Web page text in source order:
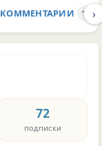
КОММЕНТАРИИ ›
72
подписки